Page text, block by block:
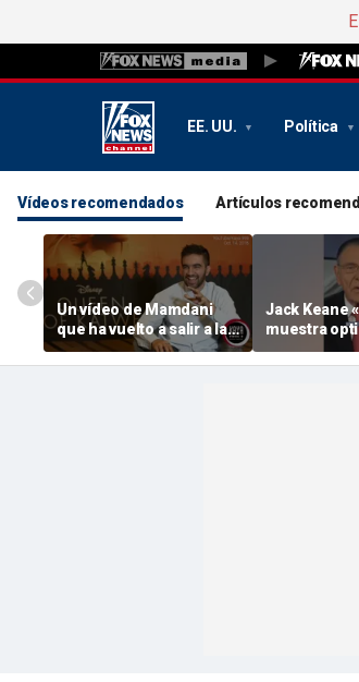
EE. UU. Política
Vídeos recomendados Artículos
Un vídeo de Mamdani
que ha vuelto a salir a la
luz desata una reacción
conservadora por su
Jack Keane
muestra
la
acuerdo con